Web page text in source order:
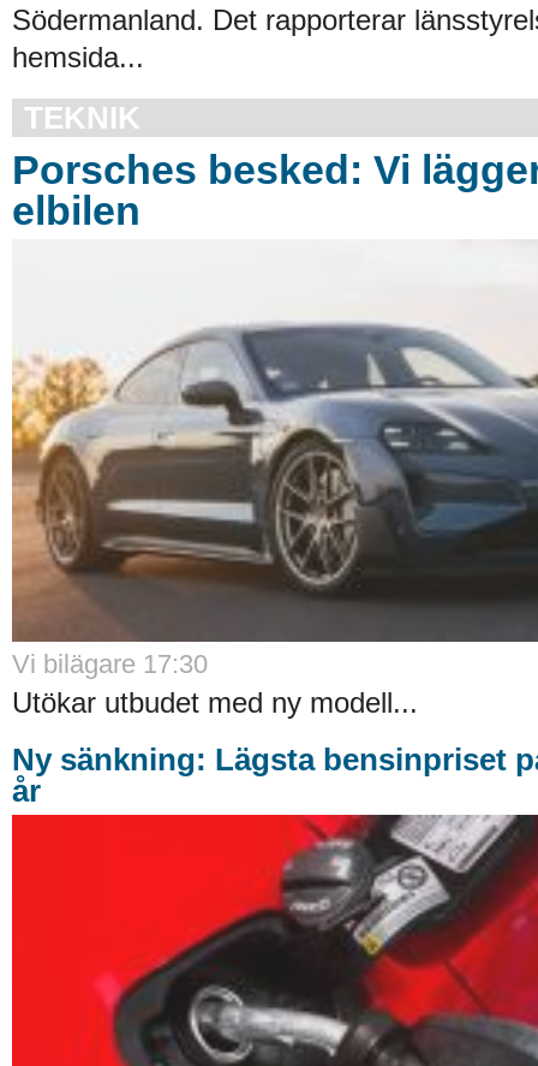
Södermanland. Det rapporterar
hemsida...
TEKNIK
Porsches besked: Vi
elbilen
Vi bilägare 17:30
Utökar utbudet med ny modell...
Ny sänkning: Lägsta bensinpriset
år